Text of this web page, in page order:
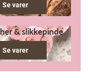
Se varer
& slikkepinde
Se varer